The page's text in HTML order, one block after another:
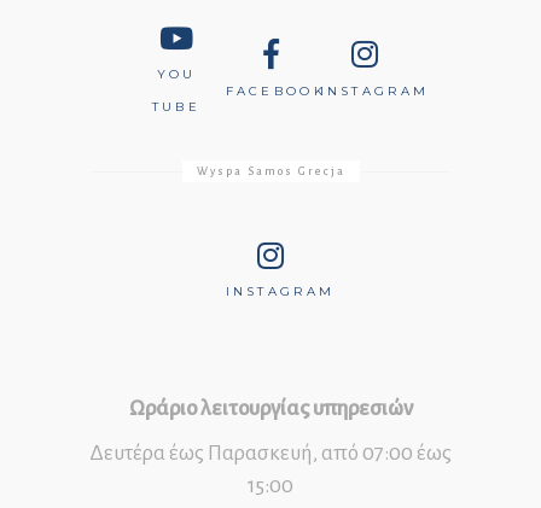
YOU
TUBE
FACEBOOKINSTAGRAM
Wyspa Samos Grecja
INSTAGRAM
Ωράριο λειτουργίας υπηρεσιών
Δευτέρα έως Παρασκευή, από 07:00 έως
15:00